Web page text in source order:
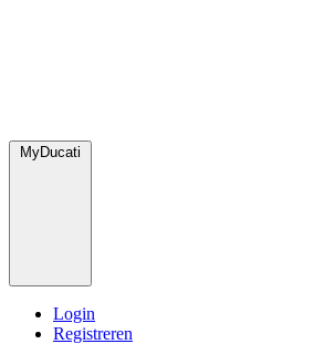
MyDucati
Login
Registreren